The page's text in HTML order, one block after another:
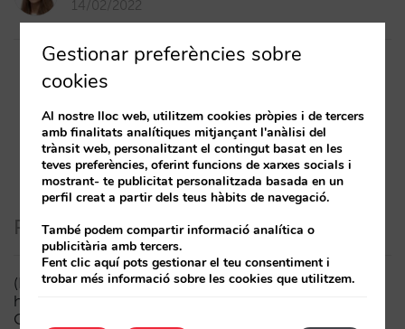
14/02/2022
1 2 3
Posts recents
(ESP) ¿Puede un Mundial reducir las reservas
hoteleras? El caso de México durante la FIFA World
Cup 2026
Gestionar preferències sobre
cookies
Al nostre lloc web, utilitzem cookies pròpies i de tercers
amb finalitats analítiques mitjançant l'anàlisi del
trànsit web, personalitzant el contingut basat en les
teves preferències, oferint funcions de xarxes socials i
mostrant- te publicitat personalitzada basada en un
perfil creat a partir dels teus hàbits de navegació.
També podem compartir informació analítica o
publicitària amb tercers.
Fent clic aquí pots gestionar el teu consentiment i
trobar més informació sobre les cookies que utilitzem.